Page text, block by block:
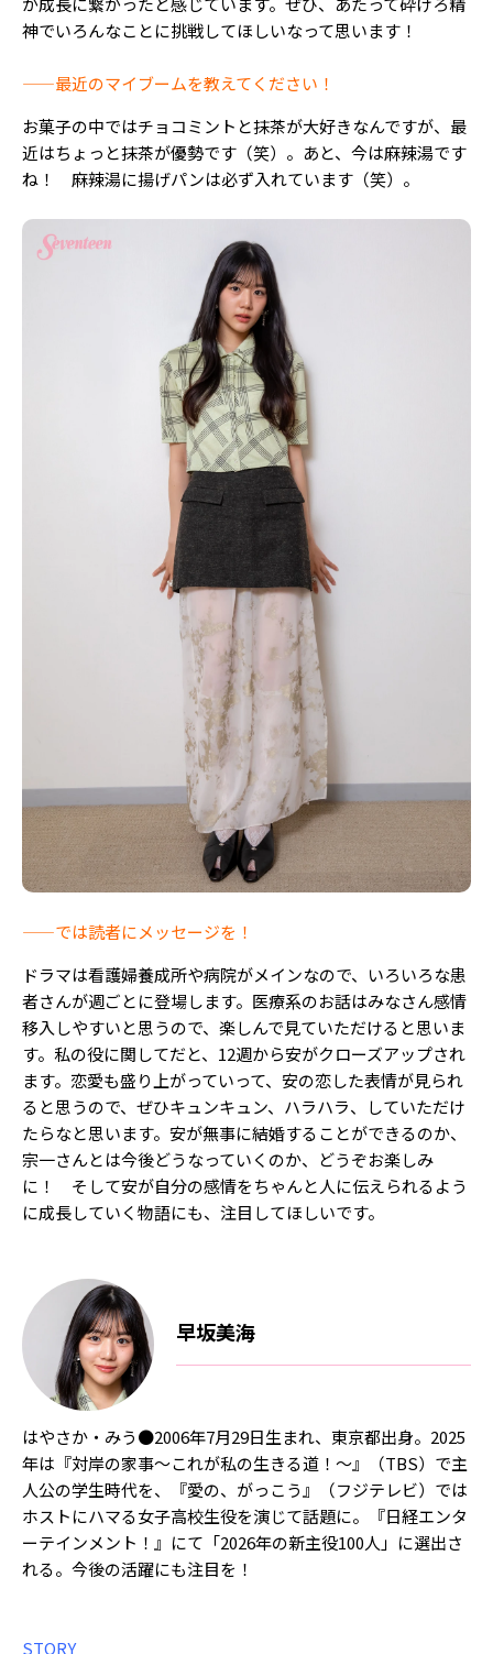
神でいろんなことに挑戦してほしいなって思います！
——最近のマイブームを教えてください！
お菓子の中ではチョコミントと抹茶が大好きなんですが、最
近はちょっと抹茶が優勢です（笑）。あと、今は麻辣湯です
ね！ 麻辣湯に揚げパンは必ず入れています（笑）。
——では読者にメッセージを！
ドラマは看護婦養成所や病院がメインなので、いろいろな患
者さんが週ごとに登場します。医療系のお話はみなさん感情
移入しやすいと思うので、楽しんで見ていただけると思いま
す。私の役に関してだと、12週から安がクローズアップされ
ます。恋愛も盛り上がっていって、安の恋した表情が見られ
ると思うので、ぜひキュンキュン、ハラハラ、していただけ
たらなと思います。安が無事に結婚することができるのか、
宗一さんとは今後どうなっていくのか、どうぞお楽しみ
に！ そして安が自分の感情をちゃんと人に伝えられるよう
に成長していく物語にも、注目してほしいです。
早坂美海
はやさか・みう●2006年7月29日生まれ、東京都出身。2025
年は『対岸の家事〜これが私の生きる道！〜』（TBS）で主
人公の学生時代を、『愛の、がっこう』（フジテレビ）では
ホストにハマる女子高校生役を演じて話題に。『日経エンタ
ーテインメント！』にて「2026年の新主役100人」に選出さ
れる。今後の活躍にも注目を！
STORY